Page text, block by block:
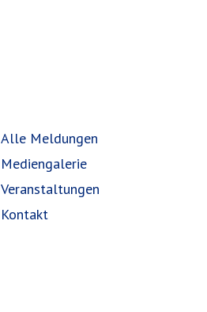
Alle Meldungen
Mediengalerie
Veranstaltungen
Kontakt